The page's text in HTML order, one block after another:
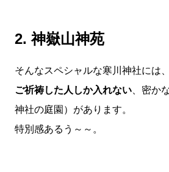
2. 神嶽山神苑
そんなスペシャルな寒川神社には、
ご祈祷した人しか入れない 、密か
神社の庭園）があります。
特別感あるう～～。